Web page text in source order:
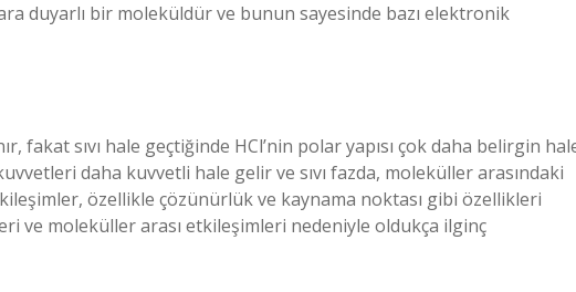
duyarlı bir moleküldür ve bunun sayesinde bazı elektronik
fakat sıvı hale geçtiğinde HCl’nin polar yapısı çok daha belirgin
daha kuvvetli hale gelir ve sıvı fazda, moleküller arasındaki
özellikle çözünürlük ve kaynama noktası gibi özellikleri
ve moleküller arası etkileşimleri nedeniyle oldukça ilginç